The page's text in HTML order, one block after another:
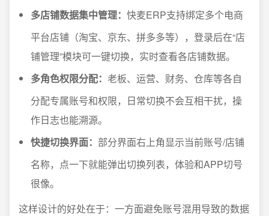
多店铺数据集中管理： 快麦ERP支持绑定多个电商
平台店铺（淘宝、京东、拼多多等），登录后在“店
铺管理”模块可一键切换，实时查看各店铺数据。
多角色权限分配： 老板、运营、财务、仓库等各自
分配专属账号和权限，日常切换不会互相干扰，操
作日志也能溯源。
快捷切换界面： 部分界面右上角显示当前账号/店铺
名称，点一下就能弹出切换列表，体验和APP切号
很像。
这样设计的好处在于：一方面避免账号混用导致的数据